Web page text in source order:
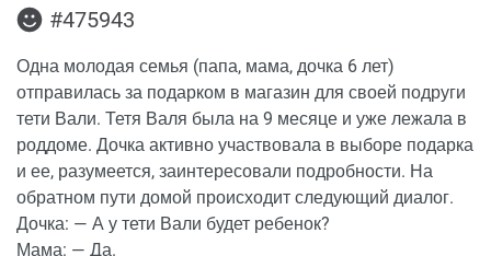
#475943
Одна молодая семья (папа, мама, дочка 6 лет)
отправилась за подарком в магазин для своей подруги
тети Вали. Тетя Валя была на 9 месяце и уже лежала в
роддоме. Дочка активно участвовала в выборе подарка
и ее, разумеется, заинтересовали подробности. На
обратном пути домой происходит следующий диалог.
Дочка: — А у тети Вали будет ребенок?
Мама: — Да.